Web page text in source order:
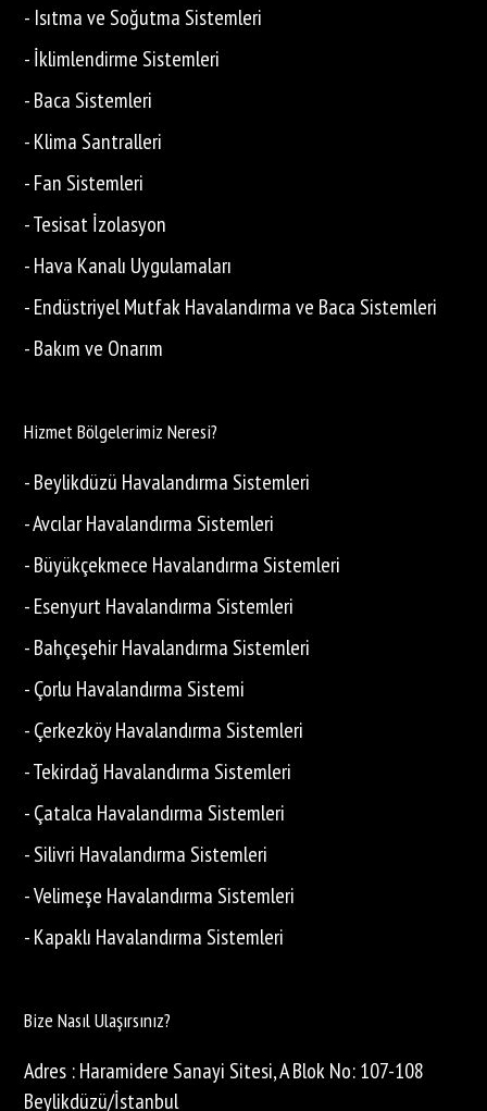
- Isıtma ve Soğutma Sistemleri
- İklimlendirme Sistemleri
- Baca Sistemleri
- Klima Santralleri
- Fan Sistemleri
- Tesisat İzolasyon
- Hava Kanalı Uygulamaları
- Endüstriyel Mutfak Havalandırma ve Baca Sistemleri
- Bakım ve Onarım
Hizmet Bölgelerimiz Neresi?
- Beylikdüzü Havalandırma Sistemleri
- Avcılar Havalandırma Sistemleri
- Büyükçekmece Havalandırma Sistemleri
- Esenyurt Havalandırma Sistemleri
- Bahçeşehir Havalandırma Sistemleri
- Çorlu Havalandırma Sistemi
- Çerkezköy Havalandırma Sistemleri
- Tekirdağ Havalandırma Sistemleri
- Çatalca Havalandırma Sistemleri
- Silivri Havalandırma Sistemleri
- Velimeşe Havalandırma Sistemleri
- Kapaklı Havalandırma Sistemleri
Bize Nasıl Ulaşırsınız?
Adres : Haramidere Sanayi Sitesi, A Blok No: 107-108
Beylikdüzü/İstanbul